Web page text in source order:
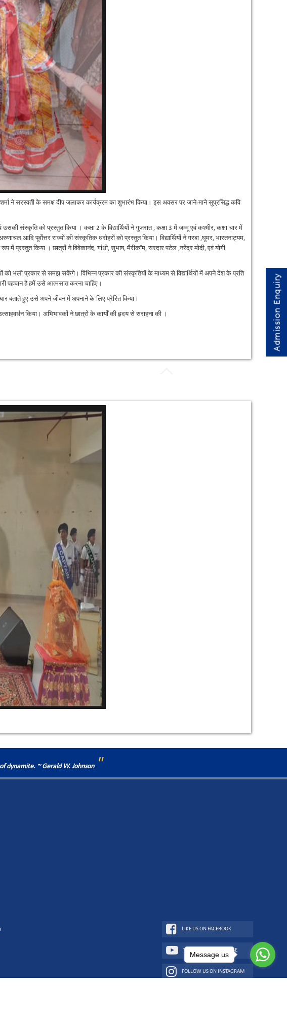
Admission Enquiry
ने सरस्वती के समक्ष दीप जलाकर कार्यक्रम का शुभारंभ किया। इस अवसर पर जाने-माने सुप्रसिद्ध कवि
संस्कृति को प्रस्तुत किया । कक्षा 2 के विद्यार्थियों ने गुजरात , कक्षा 3 में जम्मू एवं कश्मीर, कक्षा चार में
आदि पूर्वोत्तर राज्यों की संस्कृतिक धरोहरों को प्रस्तुत किया। विद्यार्थियों ने गरबा ,घूमर, भारतनाट्यम,
में प्रस्तुत किया । छात्रों ने विवेकानंद, गांधी, सुभाष, मैरीकॉम, सरदार पटेल ,नरेंद्र मोदी, एवं योगी
को भली प्रकार से समझ सकेंगे। विभिन्न प्रकार की संस्कृतियों के माध्यम से विद्यार्थियों में अपने देश के प्रति
पहचान है हमें उसे आत्मसात करना चाहिए।
बताते हुए उसे अपने जीवन में अपनाने के लिए प्रेरित किया।
किया। अभिभावकों ने छात्रों के कार्यों की हृदय से सराहना की ।
dynamite. ~ Gerald W. Johnson "
LIKE US ON FACEBOOK
WATCH US ON YOUTUBE
FOLLOW US ON INSTAGRAM
Message us